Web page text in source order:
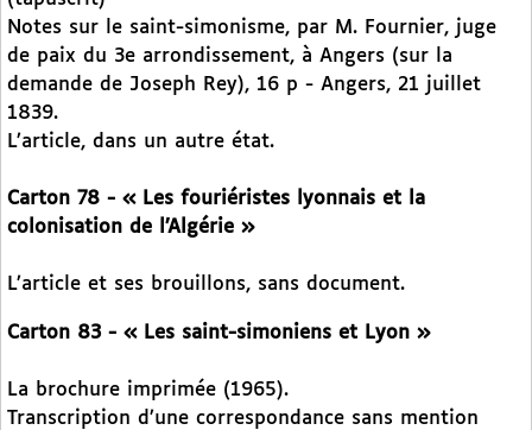
Notes sur le saint-simonisme, par M. Fournier, juge
de paix du 3e arrondissement, à Angers (sur la
demande de Joseph Rey), 16 p - Angers, 21 juillet
1839.
L’article, dans un autre état.
Carton 78 - « Les fouriéristes lyonnais et la
colonisation de l’Algérie »
L’article et ses brouillons, sans document.
Carton 83 - « Les saint-simoniens et Lyon »
La brochure imprimée (1965).
Transcription d’une correspondance sans mention